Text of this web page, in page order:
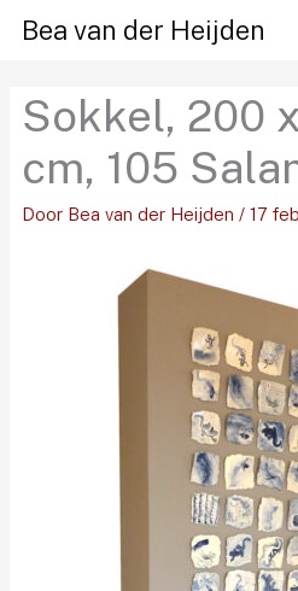
naar
inhoud
Bea van der Heijden
Sokkel, 200
cm, 105
Door Bea van der Heijden / 17